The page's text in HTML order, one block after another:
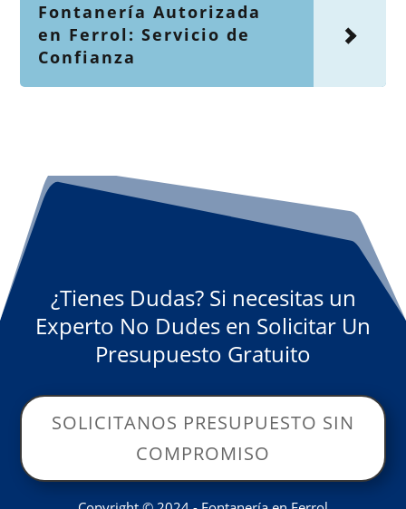
Fontanería Autorizada
en Ferrol: Servicio de
Confianza
¿Tienes Dudas? Si necesitas un
Experto No Dudes en Solicitar Un
Presupuesto Gratuito
SOLICITANOS PRESUPUESTO SIN
COMPROMISO